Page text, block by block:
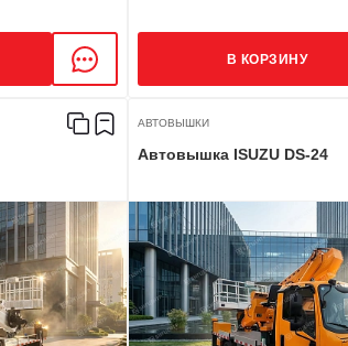
В КОРЗИНУ
АВТОВЫШКИ
Автовышка ISUZU DS-24